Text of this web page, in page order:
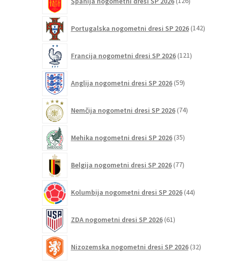
izdelkov
Portugalska nogometni dresi SP 2026 142
Francija nogometni dresi SP 2026 121izdelkov
Anglija nogometni dresi SP 2026 59izdelkov
Nemčija nogometni dresi SP 2026 74izdelkov
Mehika nogometni dresi SP 2026 35izdelkov
Belgija nogometni dresi SP 2026 77izdelkov
Kolumbija nogometni dresi SP 2026 44izdelkov
ZDA nogometni dresi SP 2026 61izdelkov
Nizozemska nogometni dresi SP 2026 32izdelkov